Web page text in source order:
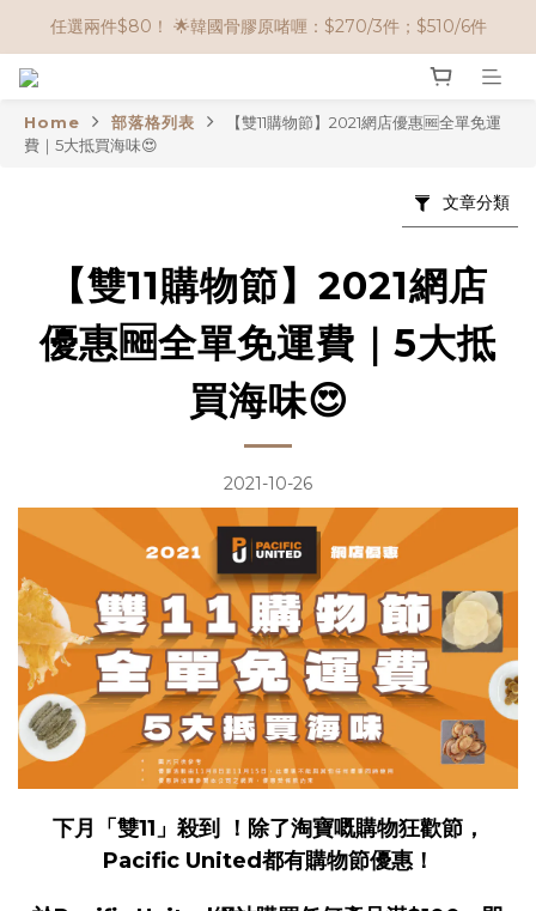
🌟購物滿 HK$650享95折； HK$950享9折；HK$1500享85折
任選兩件$80！ 🌟韓國骨膠原啫喱：$270/3件；$510/6件
🌟購物滿 HK$650享95折； HK$950享9折；HK$1500享85折
Home 部落格列表
【雙11購物節】2021網店優惠🆓全單免運
費｜5大抵買海味😍
文章分類
【雙11購物節】2021網店
優惠🆓全單免運費｜5大抵
買海味😍
2021-10-26
下月「雙11」殺到 ！除了淘寶嘅購物狂歡節，
Pacific United都有購物節優惠！